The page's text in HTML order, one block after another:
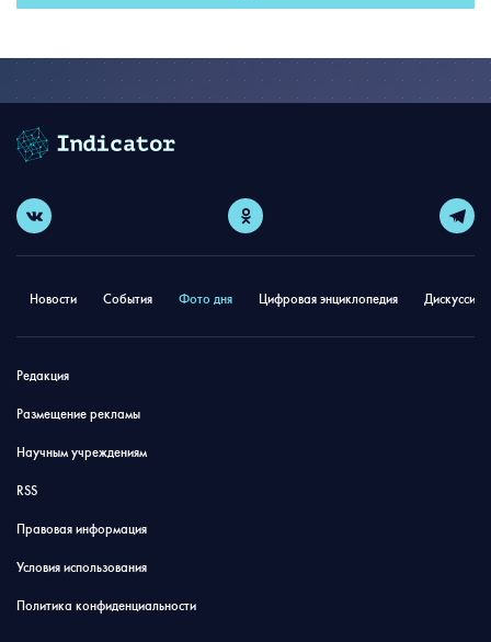
Новости События Фото дня Цифровая энциклопедия
Редакция
Размещение рекламы
Научным учреждениям
RSS
Правовая информация
Условия использования
Политика конфиденциальности